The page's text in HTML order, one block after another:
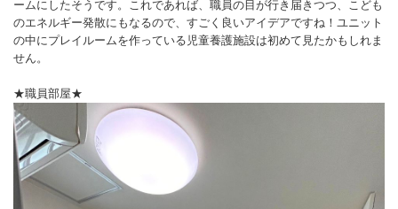
ームにしたそうです。これであれば、職員の目が行き届きつつ、こども
のエネルギー発散にもなるので、すごく良いアイデアですね！ユニット
の中にプレイルームを作っている児童養護施設は初めて見たかもしれま
せん。
★職員部屋★